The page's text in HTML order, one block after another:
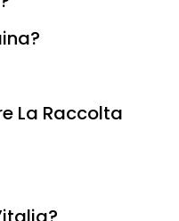
La Raccolta